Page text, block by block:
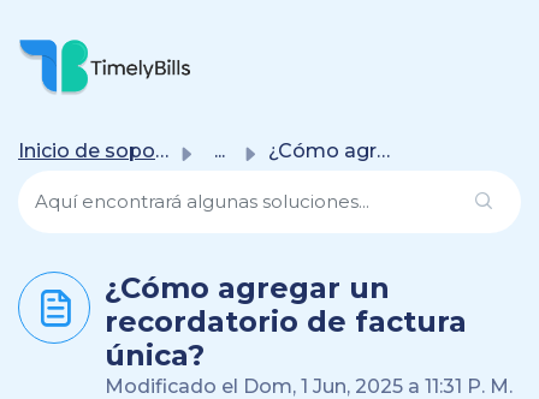
Saltar Al Contenido Principal
Inicio de soporte ... ¿Cómo agregar un recordatorio de factura única?
¿Cómo agregar un
recordatorio de factura
única?
Modificado el Dom, 1 Jun, 2025 a 11:31 P. M.